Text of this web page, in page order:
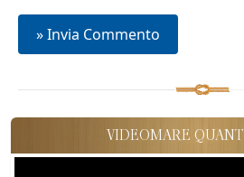
VIDEOMARE